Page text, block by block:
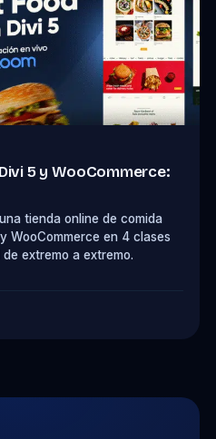
5 y WooCommerce:
tienda online de comida
WooCommerce en 4 clases
extremo a extremo.